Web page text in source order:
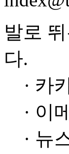
발로
다.
· 카
· 이
· 뉴